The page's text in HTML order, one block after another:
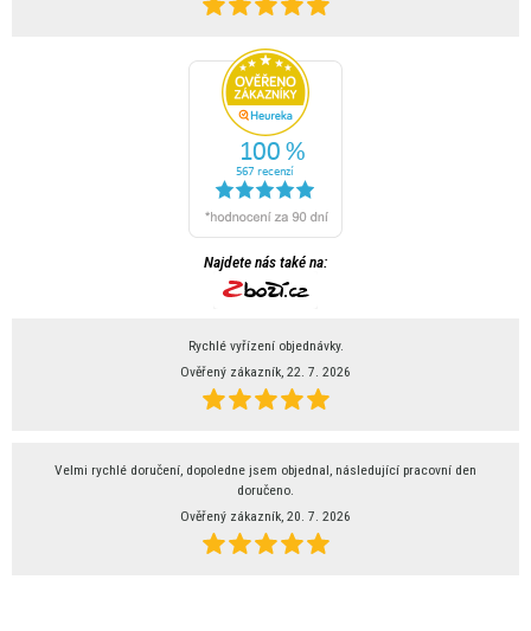
Najdete nás také na:
Rychlé vyřízení objednávky.
Ověřený zákazník, 22. 7. 2026
Velmi rychlé doručení, dopoledne jsem objednal, následující pracovní den
doručeno.
Ověřený zákazník, 20. 7. 2026